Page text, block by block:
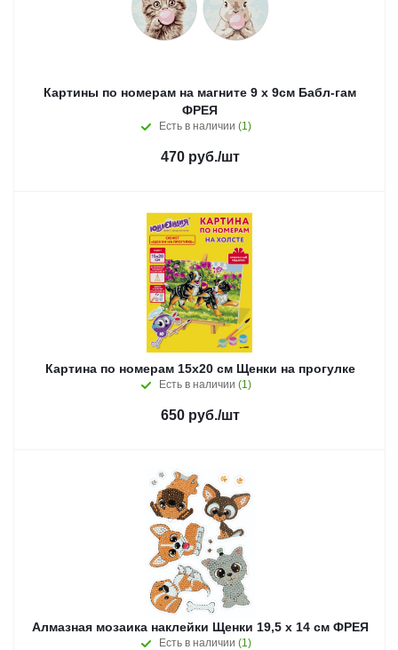
Картины по номерам на магните 9 х 9см Бабл-гам
ФРЕЯ
Есть в наличии (1)
470руб./шт
Картина по номерам 15х20 см Щенки на прогулке
Есть в наличии (1)
650руб./шт
Алмазная мозаика наклейки Щенки 19,5 х 14 см ФРЕЯ
Есть в наличии (1)